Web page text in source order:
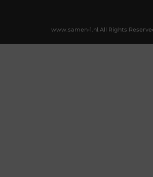
All Rights
www.samen-1.nl.